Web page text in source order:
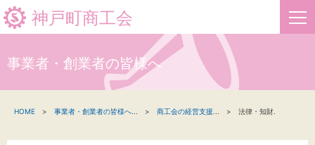
神戸町商工会
新着情報
事業者・創業者の皆様へ
HOME 事業者・創業者の皆様へ 商工会の経営支援 法律・知財.